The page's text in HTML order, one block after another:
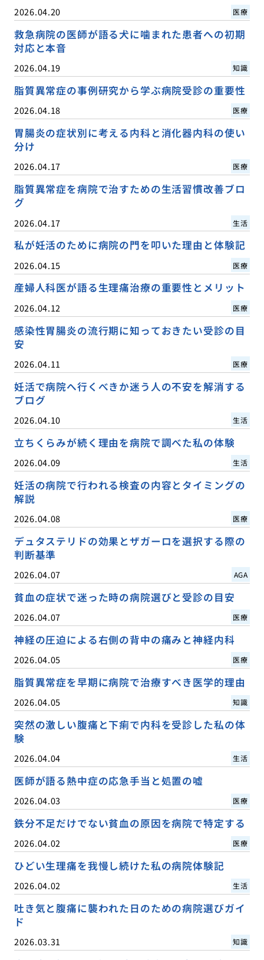
2026.04.20 医療
救急病院の医師が語る犬に噛まれた患者への初期
対応と本音
2026.04.19 知識
脂質異常症の事例研究から学ぶ病院受診の重要性
2026.04.18 医療
胃腸炎の症状別に考える内科と消化器内科の使い
分け
2026.04.17 医療
脂質異常症を病院で治すための生活習慣改善ブロ
グ
2026.04.17 生活
私が妊活のために病院の門を叩いた理由と体験記
2026.04.15 医療
産婦人科医が語る生理痛治療の重要性とメリット
2026.04.12 医療
感染性胃腸炎の流行期に知っておきたい受診の目
安
2026.04.11 医療
妊活で病院へ行くべきか迷う人の不安を解消する
ブログ
2026.04.10 生活
立ちくらみが続く理由を病院で調べた私の体験
2026.04.09 生活
妊活の病院で行われる検査の内容とタイミングの
解説
2026.04.08 医療
デュタステリドの効果とザガーロを選択する際の
判断基準
2026.04.07 AGA
貧血の症状で迷った時の病院選びと受診の目安
2026.04.07 医療
神経の圧迫による右側の背中の痛みと神経内科
2026.04.05 医療
脂質異常症を早期に病院で治療すべき医学的理由
2026.04.05 知識
突然の激しい腹痛と下痢で内科を受診した私の体
験
2026.04.04 生活
医師が語る熱中症の応急手当と処置の嘘
2026.04.03 医療
鉄分不足だけでない貧血の原因を病院で特定する
2026.04.02 医療
ひどい生理痛を我慢し続けた私の病院体験記
2026.04.02 生活
吐き気と腹痛に襲われた日のための病院選びガイ
ド
2026.03.31 知識